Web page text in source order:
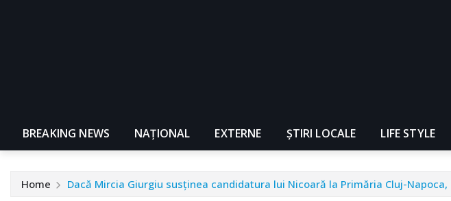
BREAKING NEWS NAŢIONAL EXTERNE ȘTIRI LOCALE LIFE STYLE
Home Dacă Mircia Giurgiu susținea candidatura lui Nicoară la Primăria Cluj-